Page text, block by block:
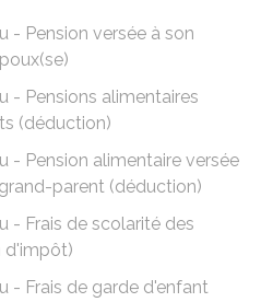
- Pension versée à son
- Pensions alimentaires
(déduction)
- Pension alimentaire versée
parent (déduction)
- Frais de scolarité des
d'impôt)
- Frais de garde d'enfant